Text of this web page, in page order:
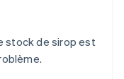
stock de sirop est